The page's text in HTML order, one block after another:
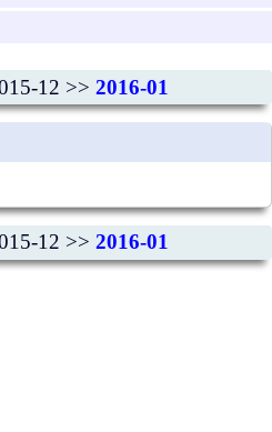
12 >> 2016-01
12 >> 2016-01